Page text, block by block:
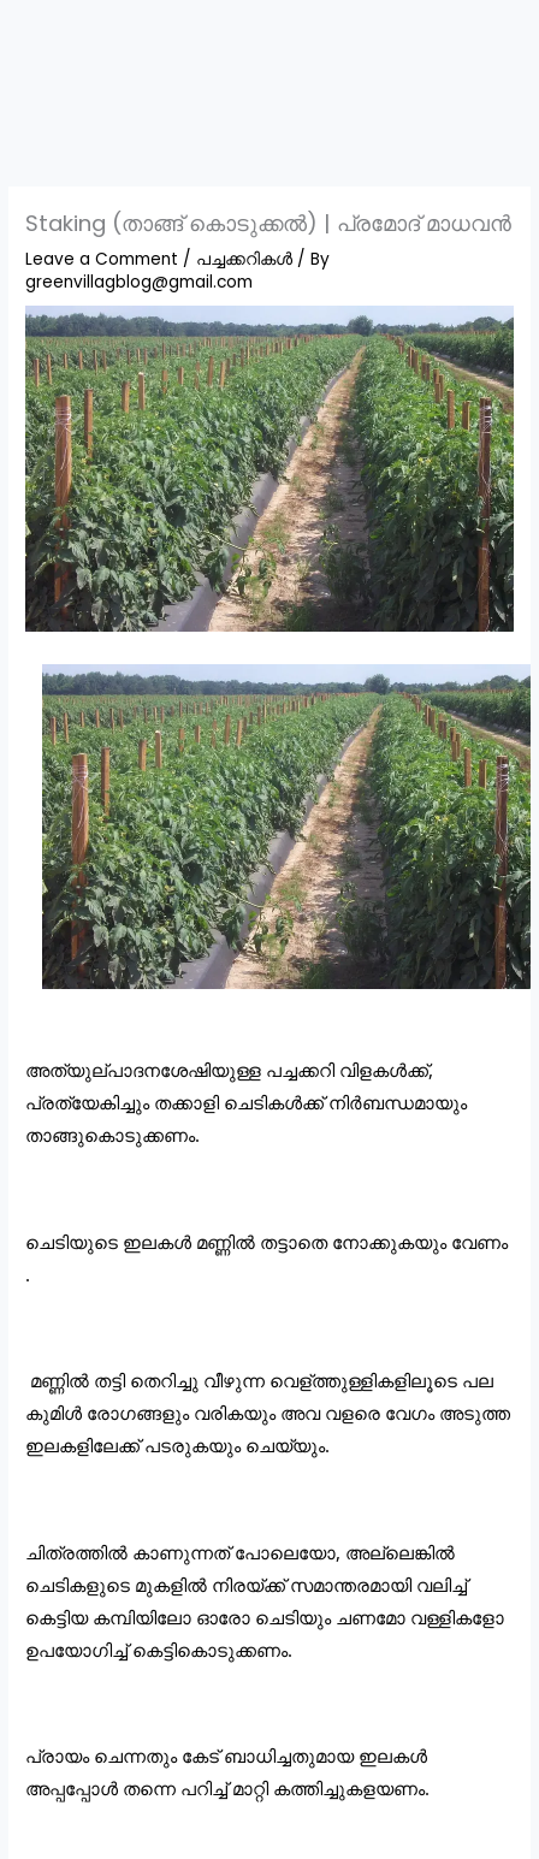
Staking (താങ്ങ് കൊടുക്കൽ) | പ്രമോദ് മാധവൻ
Leave a Comment / പച്ചക്കറികൾ / By
greenvillagblog@gmail.com
അത്യുല്പാദനശേഷിയുള്ള പച്ചക്കറി വിളകൾക്ക്,
പ്രത്യേകിച്ചും തക്കാളി ചെടികൾക്ക് നിർബന്ധമായും
താങ്ങുകൊടുക്കണം.
ചെടിയുടെ ഇലകൾ മണ്ണിൽ തട്ടാതെ നോക്കുകയും വേണം
.
കുമിൾ രോഗങ്ങളും വരികയും അവ വളരെ വേഗം അടുത്ത
ഇലകളിലേക്ക് പടരുകയും ചെയ്യും.
ചിത്രത്തിൽ കാണുന്നത് പോലെയോ, അല്ലെങ്കിൽ
ചെടികളുടെ മുകളിൽ നിരയ്ക്ക് സമാന്തരമായി വലിച്ച്
കെട്ടിയ കമ്പിയിലോ ഓരോ ചെടിയും ചണമോ വള്ളികളോ
ഉപയോഗിച്ച് കെട്ടികൊടുക്കണം.
പ്രായം ചെന്നതും കേട് ബാധിച്ചതുമായ ഇലകൾ
അപ്പപ്പോൾ തന്നെ പറിച്ച് മാറ്റി കത്തിച്ചുകളയണം.